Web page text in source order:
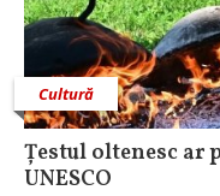
Cultură
Țestul oltenesc
UNESCO